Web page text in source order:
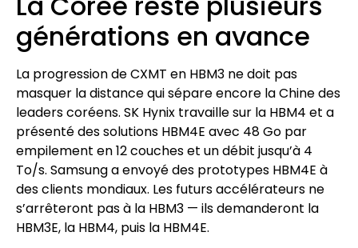
générations en avance
La progression de CXMT en HBM3 ne doit pas
masquer la distance qui sépare encore la Chine des
leaders coréens. SK Hynix travaille sur la HBM4 et a
présenté des solutions HBM4E avec 48 Go par
empilement en 12 couches et un débit jusqu’à 4
To/s. Samsung a envoyé des prototypes HBM4E à
des clients mondiaux. Les futurs accélérateurs ne
s’arrêteront pas à la HBM3 — ils demanderont la
HBM3E, la HBM4, puis la HBM4E.